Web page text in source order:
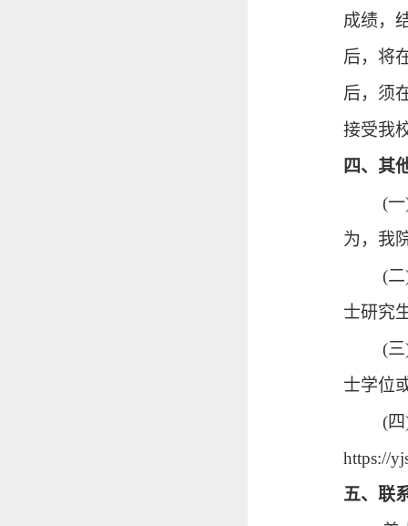
成绩，
后，将
后，须
接受我
四、其
(
为，我
(
士研究
(
士学位
(
https://
五、联